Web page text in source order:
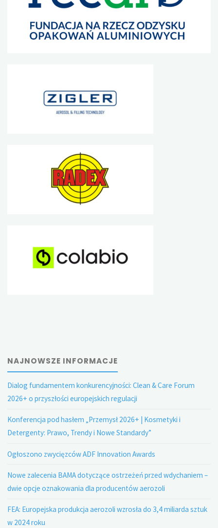
NAJNOWSZE INFORMACJE
Dialog fundamentem konkurencyjności: Clean & Care Forum
2026+ o przyszłości europejskich regulacji
Konferencja pod hasłem „Przemysł 2026+ | Kosmetyki i
Detergenty: Prawo, Trendy i Nowe Standardy”
Ogłoszono zwycięzców ADF Innovation Awards
Nowe zalecenia BAMA dotyczące ostrzeżeń przed wdychaniem –
dwie opcje oznakowania dla producentów aerozoli
FEA: Europejska produkcja aerozoli wzrosła do 3,4 miliarda sztuk
w 2024 roku